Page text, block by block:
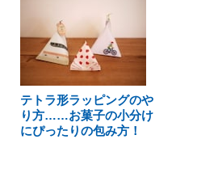
テトラ形ラッピングのや
り方……お菓子の小分け
にぴったりの包み方！